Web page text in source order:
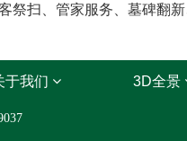
扫、管家服务、墓碑翻新
于我们 3D全景